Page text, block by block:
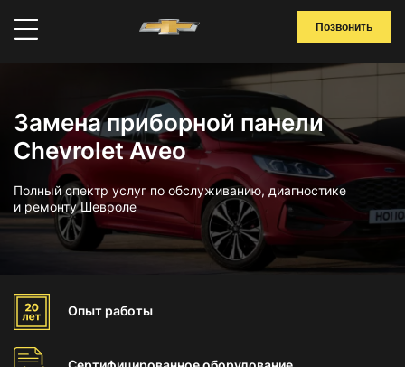
Позвонить
Замена приборной панели
Chevrolet Aveo
Полный спектр услуг по обслуживанию, диагностике
и ремонту Шевроле
Опыт работы